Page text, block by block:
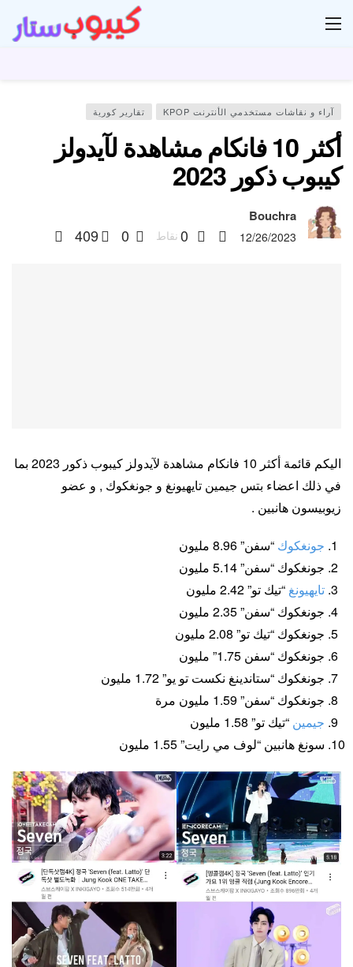
آراء و نقاشات مستخدمي الأنترنت KPOP تقارير كورية
أكثر 10 فانكام مشاهدة لآيدولز
كيبوب ذكور 2023
Bouchra
12/26/2023
0 نقاط 0
409
اليكم قائمة أكثر 10 فانكام مشاهدة لآيدولز كيبوب ذكور 2023 بما
في ذلك اعضاء بتس جيمين تايهيونغ و جونغكوك , و عضو
زيوبيسون هانبين .
جونغكوك “سفن” 8.96 مليون
جونغكوك “سفن” 5.14 مليون
تايهيونغ “تيك تو” 2.42 مليون
جونغكوك “سفن” 2.35 مليون
جونغكوك “تيك تو” 2.08 مليون
جونغكوك “سفن 1.75” مليون
جونغكوك “ستاندينغ نكست تو يو” 1.72 مليون
جونغكوك “سفن” 1.59 مليون مرة
جيمين “تيك تو” 1.58 مليون
سونغ هانبين “لوف مي رايت” 1.55 مليون